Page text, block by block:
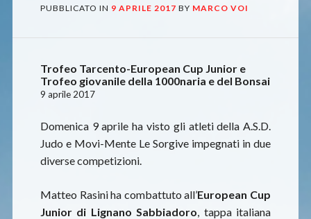
PUBBLICATO IN 9 APRILE 2017 BY MARCO VOI
Trofeo Tarcento-European Cup Junior e
Trofeo giovanile della 1000naria e del Bonsai
9 aprile 2017
Domenica 9 aprile ha visto gli atleti della A.S.D.
Judo e Movi-Mente Le Sorgive impegnati in due
diverse competizioni.
Matteo Rasini ha combattuto all’European Cup
Junior di Lignano Sabbiadoro, tappa italiana